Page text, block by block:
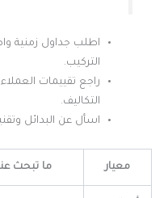
اطلب جداول زمنية
التركيب.
راجع تقييمات العملاء
التكاليف.
اسأل عن البدائل
معيار ما تبحث